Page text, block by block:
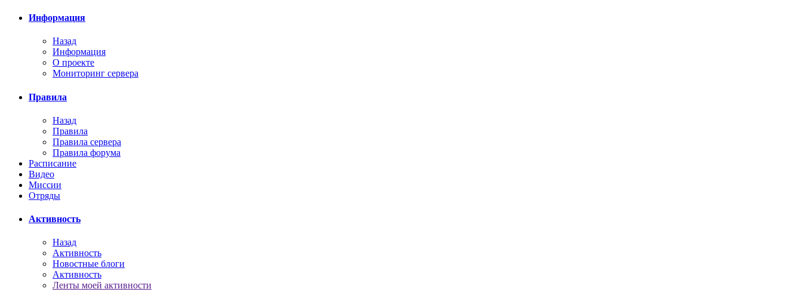
Информация
Назад
Информация
О проекте
Мониторинг сервера
Правила
Назад
Правила
Правила сервера
Правила форума
Расписание
Видео
Миссии
Отряды
Активность
Назад
Активность
Новостные блоги
Активность
Ленты моей активности